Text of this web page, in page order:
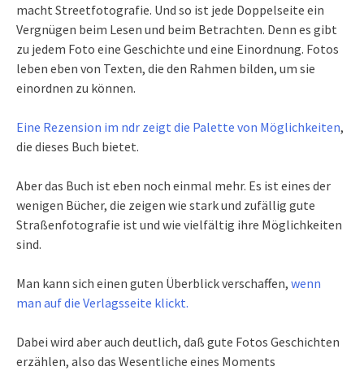
macht Streetfotografie. Und so ist jede Doppelseite ein
Vergnügen beim Lesen und beim Betrachten. Denn es gibt
zu jedem Foto eine Geschichte und eine Einordnung. Fotos
leben eben von Texten, die den Rahmen bilden, um sie
einordnen zu können.
Eine Rezension im ndr zeigt die Palette von Möglichkeiten,
die dieses Buch bietet.
Aber das Buch ist eben noch einmal mehr. Es ist eines der
wenigen Bücher, die zeigen wie stark und zufällig gute
Straßenfotografie ist und wie vielfältig ihre Möglichkeiten
sind.
Man kann sich einen guten Überblick verschaffen, wenn
man auf die Verlagsseite klickt.
Dabei wird aber auch deutlich, daß gute Fotos Geschichten
erzählen, also das Wesentliche eines Moments